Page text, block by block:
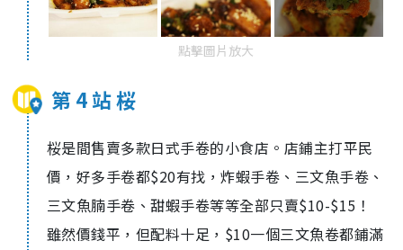
點擊圖片放大
第 4 站 桜
桜是間售賣多款日式手卷的小食店。店鋪主打平民
價，好多手卷都$20有找，炸蝦手卷、三文魚手卷、
三文魚腩手卷、甜蝦手卷等等全部只賣$10-$15！
雖然價錢平，但配料十足，$10一個三文魚卷都鋪滿